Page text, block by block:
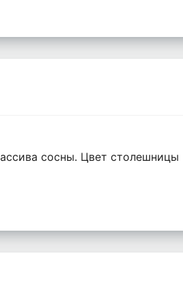
сосны. Цвет